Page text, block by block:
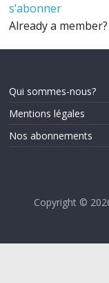
s’abonner
Already a
Qui sommes-nous?
Mentions légales
Nos abonnements
Copyright ©